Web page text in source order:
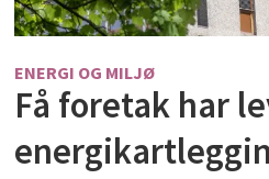
ENERGI OG MILJØ
Få foretak har